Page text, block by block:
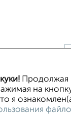
Каркасный
дом Под ключ
Продолжая
на
я